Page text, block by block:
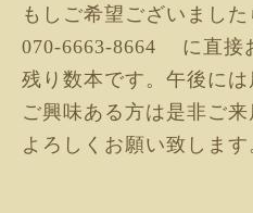
もしご希望ございまし
070-6663-8664 に直接
残り数本です。 午後には
ご興味ある方は是非ご来
よろしく お願い致します